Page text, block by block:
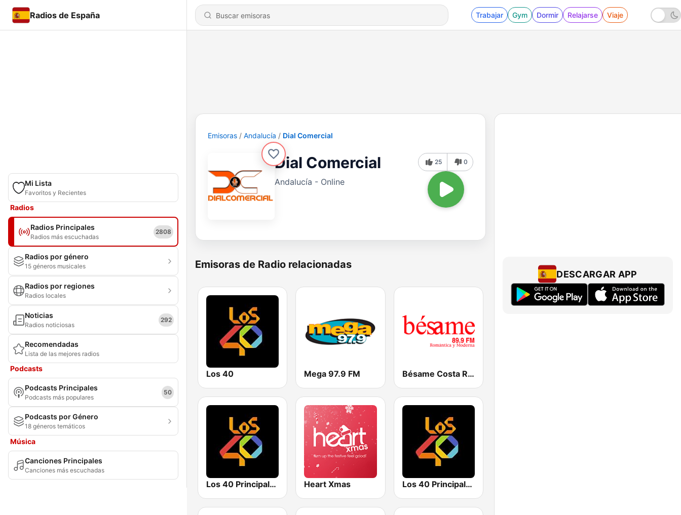
Radios de España Trabajar Gym Dormir Relajarse Viaje
Mi Lista
Favoritos y Recientes
Radios
Radios Principales
Radios más escuchadas
2808
Radios por género
15 géneros musicales
Radios por regiones
Radios locales
Noticias
Radios noticiosas
292
Recomendadas
Lista de las mejores radios
Podcasts
Podcasts Principales
Podcasts más populares
50
Podcasts por Género
18 géneros temáticos
Música
Canciones Principales
Canciones más escuchadas
Emisoras Andalucía Dial Comercial
Dial Comercial
Andalucía - Online
25 0
Emisoras de Radio relacionadas
Los 40 Mega 97.9 FM Bésame Costa Rica
Los 40 Principales Heart Xmas Los 40 Principales
DESCARGAR APP